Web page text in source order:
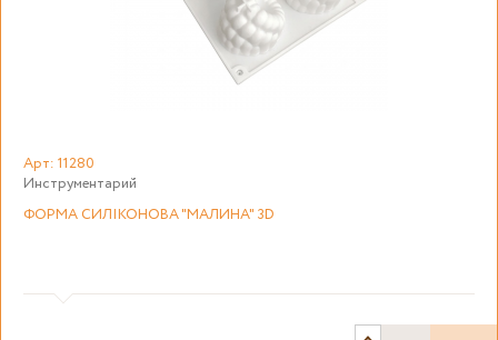
Арт: 11280
Инструментарий
ФОРМА СИЛІКОНОВА "МАЛИНА" 3D